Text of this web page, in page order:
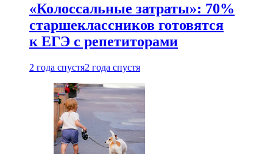
«Колоссальные затраты»: 70%
старшеклассников готовятся
к ЕГЭ с репетиторами
2 года спустя2 года спустя